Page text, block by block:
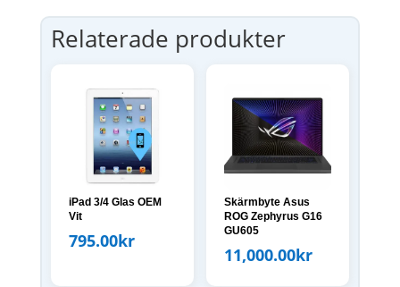
Relaterade produkter
iPad 3/4 Glas OEM
Vit
795.00kr
Skärmbyte Asus
ROG Zephyrus G16
GU605
11,000.00kr